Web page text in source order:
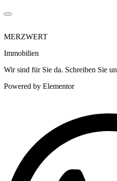
MERZWERT
Immobilien
Wir sind für Sie da. Schreiben Sie
Powered by Elementor